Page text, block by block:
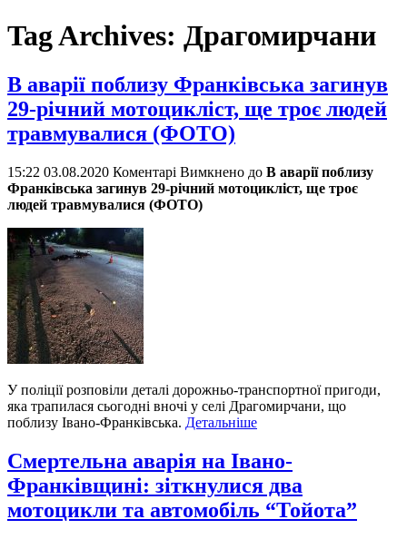
Tag Archives: Драгомирчани
В аварії поблизу Франківська загинув
29-річний мотоцикліст, ще троє людей
травмувалися (ФОТО)
15:22 03.08.2020 Коментарі Вимкнено до В аварії поблизу
Франківська загинув 29-річний мотоцикліст, ще троє
людей травмувалися (ФОТО)
У поліції розповіли деталі дорожньо-транспортної пригоди,
яка трапилася сьогодні вночі у селі Драгомирчани, що
поблизу Івано-Франківська. Детальніше
Смертельна аварія на Івано-
Франківщині: зіткнулися два
мотоцикли та автомобіль “Тойота”